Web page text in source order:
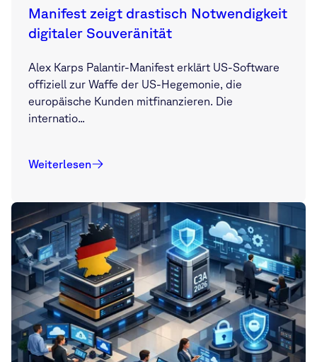
Manifest zeigt drastisch Notwendigkeit
digitaler Souveränität
Alex Karps Palantir-Manifest erklärt US-Software
offiziell zur Waffe der US-Hegemonie, die
europäische Kunden mitfinanzieren. Die
internatio...
Weiterlesen